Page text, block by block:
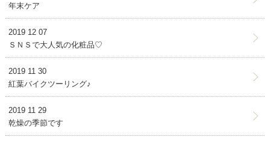
年末ケア
2019 12 07
ＳＮＳで大人気の化粧品♡
2019 11 30
紅葉バイクツーリング♪
2019 11 29
乾燥の季節です